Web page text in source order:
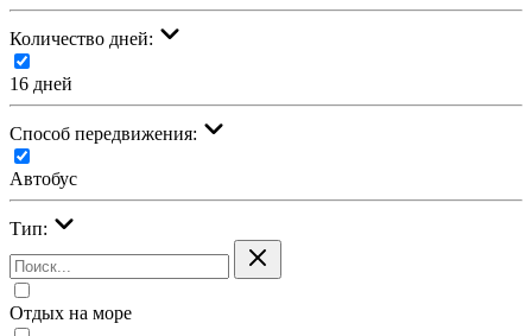
Количество дней:
16 дней
Cпособ передвижения:
Автобус
Тип:
Отдых на море